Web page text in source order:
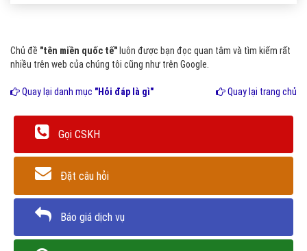
Chủ đề "tên miền quốc tế" luôn được bạn đọc quan tâm và tìm kiếm rất
nhiều trên web của chúng tôi cũng như trên Google.
Quay lại danh mục "Hỏi đáp là gì" Quay lại trang chủ
Gọi CSKH
Đặt câu hỏi
Báo giá dịch vụ